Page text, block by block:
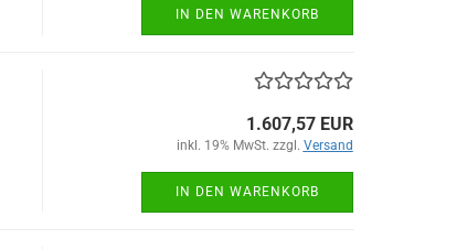
IN DEN WARENKORB
1.607,57 EUR
inkl. 19% MwSt. zzgl. Versand
IN DEN WARENKORB